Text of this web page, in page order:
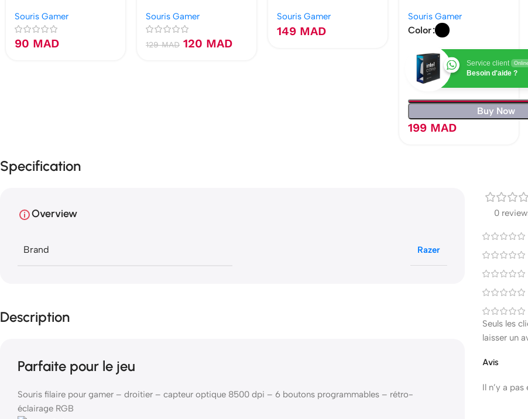
Souris Gamer
90 MAD
Souris Gamer
129MAD 120 MAD
Souris Gamer
149 MAD
Souris Gamer
Color
Service client
Besoin d'aide ?
Buy Now
199 MAD
Specification
Overview
Brand Razer
Description
Parfaite pour le jeu
Souris filaire pour gamer – droitier – capteur optique 8500 dpi – 6 boutons programmables – rétro-
éclairage RGB
0
Avis
Il n’y a pas
Seuls les
laisser un